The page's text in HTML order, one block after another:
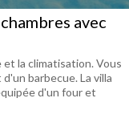
avec
la climatisation. Vous
barbecue. La villa
d'un four et